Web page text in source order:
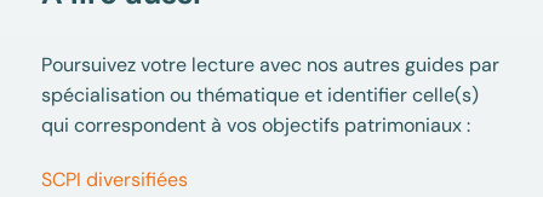
Poursuivez votre lecture avec nos autres guides par
spécialisation ou thématique et identifier celle(s)
qui correspondent à vos objectifs patrimoniaux :
SCPI diversifiées